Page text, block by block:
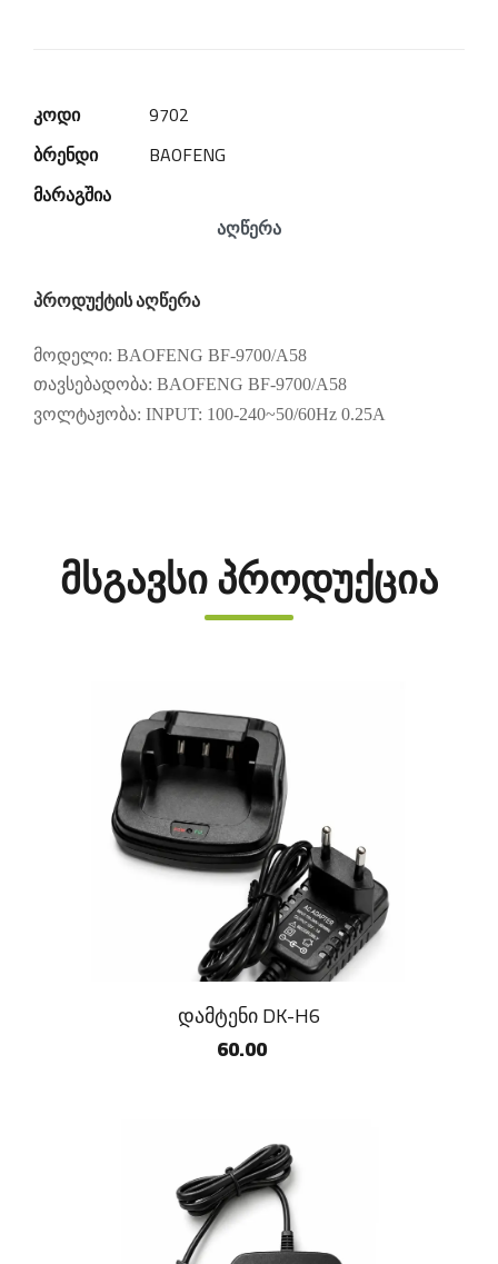
კოდი
9702
ბრენდი
BAOFENG
მარაგშია
აღწერა
პროდუქტის აღწერა
მოდელი: BAOFENG BF-9700/A58
თავსებადობა: BAOFENG BF-9700/A58
ვოლტაჟობა: INPUT: 100-240~50/60Hz 0.25A
მსგავსი პროდუქცია
დამტენი DK-H6
60.00